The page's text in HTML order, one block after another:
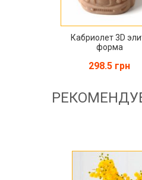
Кабриолет 3D
форма
298.5 грн